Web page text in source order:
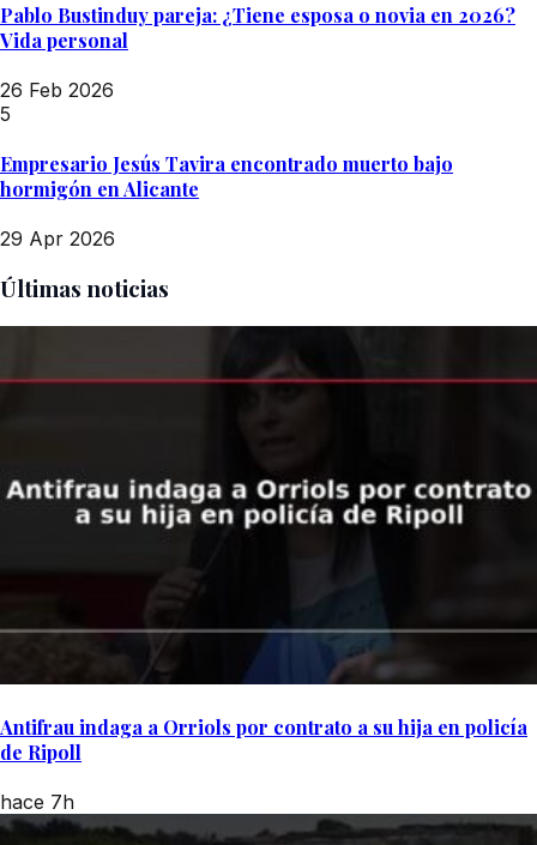
Pablo Bustinduy pareja: ¿Tiene esposa o novia en 2026?
Vida personal
26 Feb 2026
5
Empresario Jesús Tavira encontrado muerto bajo
hormigón en Alicante
29 Apr 2026
Últimas noticias
Antifrau indaga a Orriols por contrato a su hija en policía
de Ripoll
hace 7h